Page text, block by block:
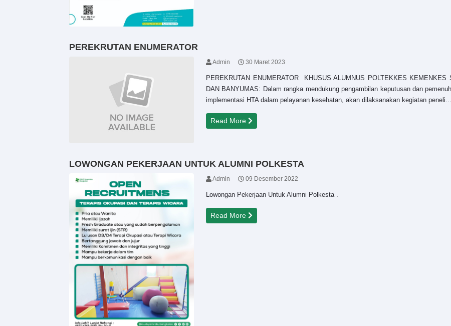
PEREKRUTAN ENUMERATOR
Admin 30 Maret 2023
PEREKRUTAN ENUMERATOR KHUSUS ALUMNUS POLTEKKES
DAN BANYUMAS: Dalam rangka mendukung pengambilan keputusan dan
implementasi HTA dalam pelayanan kesehatan, akan dilaksanakan kegiatan
Read More
LOWONGAN PEKERJAAN UNTUK ALUMNI POLKESTA
Admin 09 Desember 2022
Lowongan Pekerjaan Untuk Alumni Polkesta .
Read More